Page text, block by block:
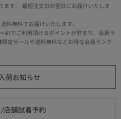
ます。 最短注文日の翌日にお届けいたしま
料無料でお届けいたします。
¥1でご利用頂けるポイントが貯まり、会員ラ
定セールや送料無料などお得な会員ランク